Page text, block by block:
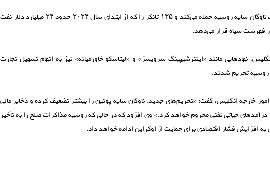
این اقدام به قلب ناوگان سایه روسیه حمله می‌کند و ۱۳۵ تانکر را که از ابتدای سال ۲۰۲۴ حدود ۲۴ میلیارد دلار نفت
فهرست سیاه قرار می‌دهد.
نهاد‌هایی مانند «اینترشیپینگ سرویسز» و «لیتاسکو خاورمیانه» نیز به اتهام تسهیل تجارت
روسیه تحریم شدند.
امور خارجه انگلیس، گفت: «تحریم‌های جدید، ناوگان سایه پوتین را بیشتر تضعیف کرده و ذخایر مالی
حیاتی نفتی محروم خواهد کرد.» وی افزود که در حالی که روسیه مذاکرات صلح را به تأخیر
به افزایش فشار اقتصادی برای حمایت از اوکراین ادامه خواهد داد.